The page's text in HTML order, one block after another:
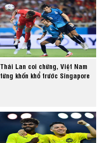
Thái Lan coi chừng, Việt Nam
từng khốn khổ trước Singapore